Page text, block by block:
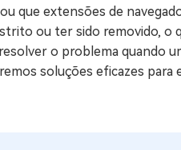
que extensões de
ou ter sido removido, o
o problema quando
soluções eficazes para